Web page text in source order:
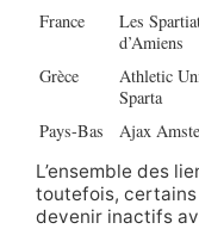
France
Les
d’Amiens
Grèce
Athletic
Sparta
Pays-Bas
Ajax
L’ensemble des
toutefois, certains
devenir inactifs